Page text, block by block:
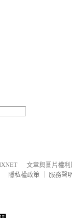
文章與圖片權
隱私權政策
服務聲